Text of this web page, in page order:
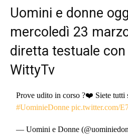
Uomini e donne
mercoledì 23
diretta testuale con
WittyTv
Prove udito in corso ?❤️ Siete tutti
#UominieDonne pic.twitter.com/
— Uomini e Donne